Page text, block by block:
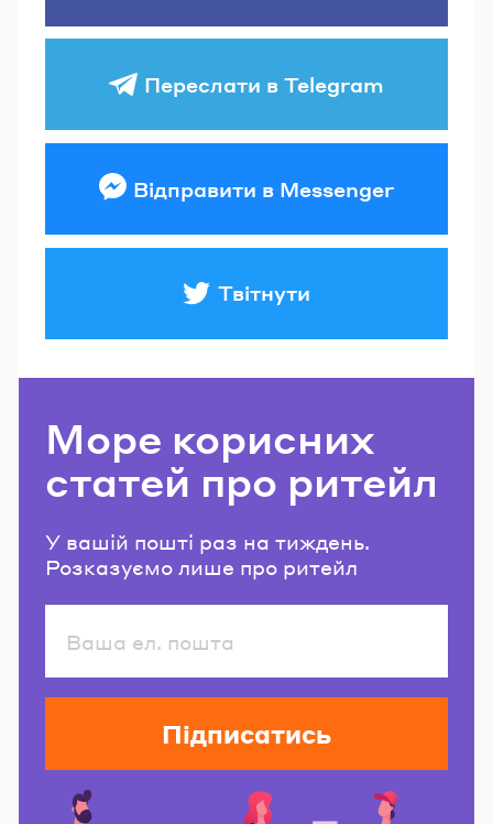
Переслати в Telegram
Відправити в Messenger
Твітнути
Море корисних
статей про ритейл
У вашій пошті раз на тиждень.
Розказуємо лише про ритейл
Підписатись